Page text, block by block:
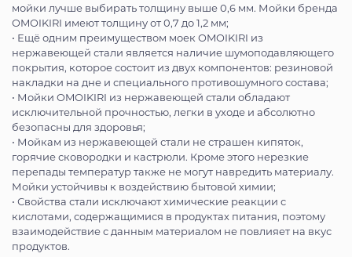
мойки лучше выбирать толщину выше 0,6 мм. Мойки бренда
OMOIKIRI имеют толщину от 0,7 до 1,2 мм;
• Ещё одним преимуществом моек OMOIKIRI из
нержавеющей стали является наличие шумоподавляющего
покрытия, которое состоит из двух компонентов: резиновой
накладки на дне и специального противошумного состава;
• Мойки OMOIKIRI из нержавеющей стали обладают
исключительной прочностью, легки в уходе и абсолютно
безопасны для здоровья;
• Мойкам из нержавеющей стали не страшен кипяток,
горячие сковородки и кастрюли. Кроме этого нерезкие
перепады температур также не могут навредить материалу.
Мойки устойчивы к воздействию бытовой химии;
• Свойства стали исключают химические реакции с
кислотами, содержащимися в продуктах питания, поэтому
взаимодействие с данным материалом не повлияет на вкус
продуктов.